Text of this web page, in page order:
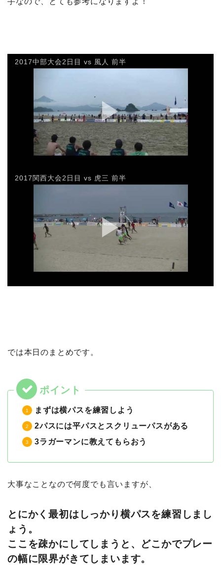
2017中部大会2日目 vs 風人 前半
2017関西大会2日目 vs 虎三 前半
では本日のまとめです。
まずは横パスを練習しよう
2パスには平パスとスクリューパスがある
3ラガーマンに教えてもらおう
大事なことなので何度でも言いますが、
とにかく最初はしっかり横パスを練習しまし
ょう。
ここを疎かにしてしまうと、どこかでプレー
の幅に限界がきてしまいます。